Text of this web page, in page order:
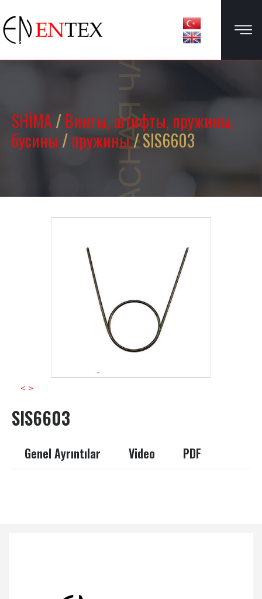
ЗАПАСНАЯ ЧАСТЬ
SHİMA/Винты, штифты, пружины,
бусины /пружины/ SIS6603
< >
SIS6603
Genel Ayrıntılar Video PDF